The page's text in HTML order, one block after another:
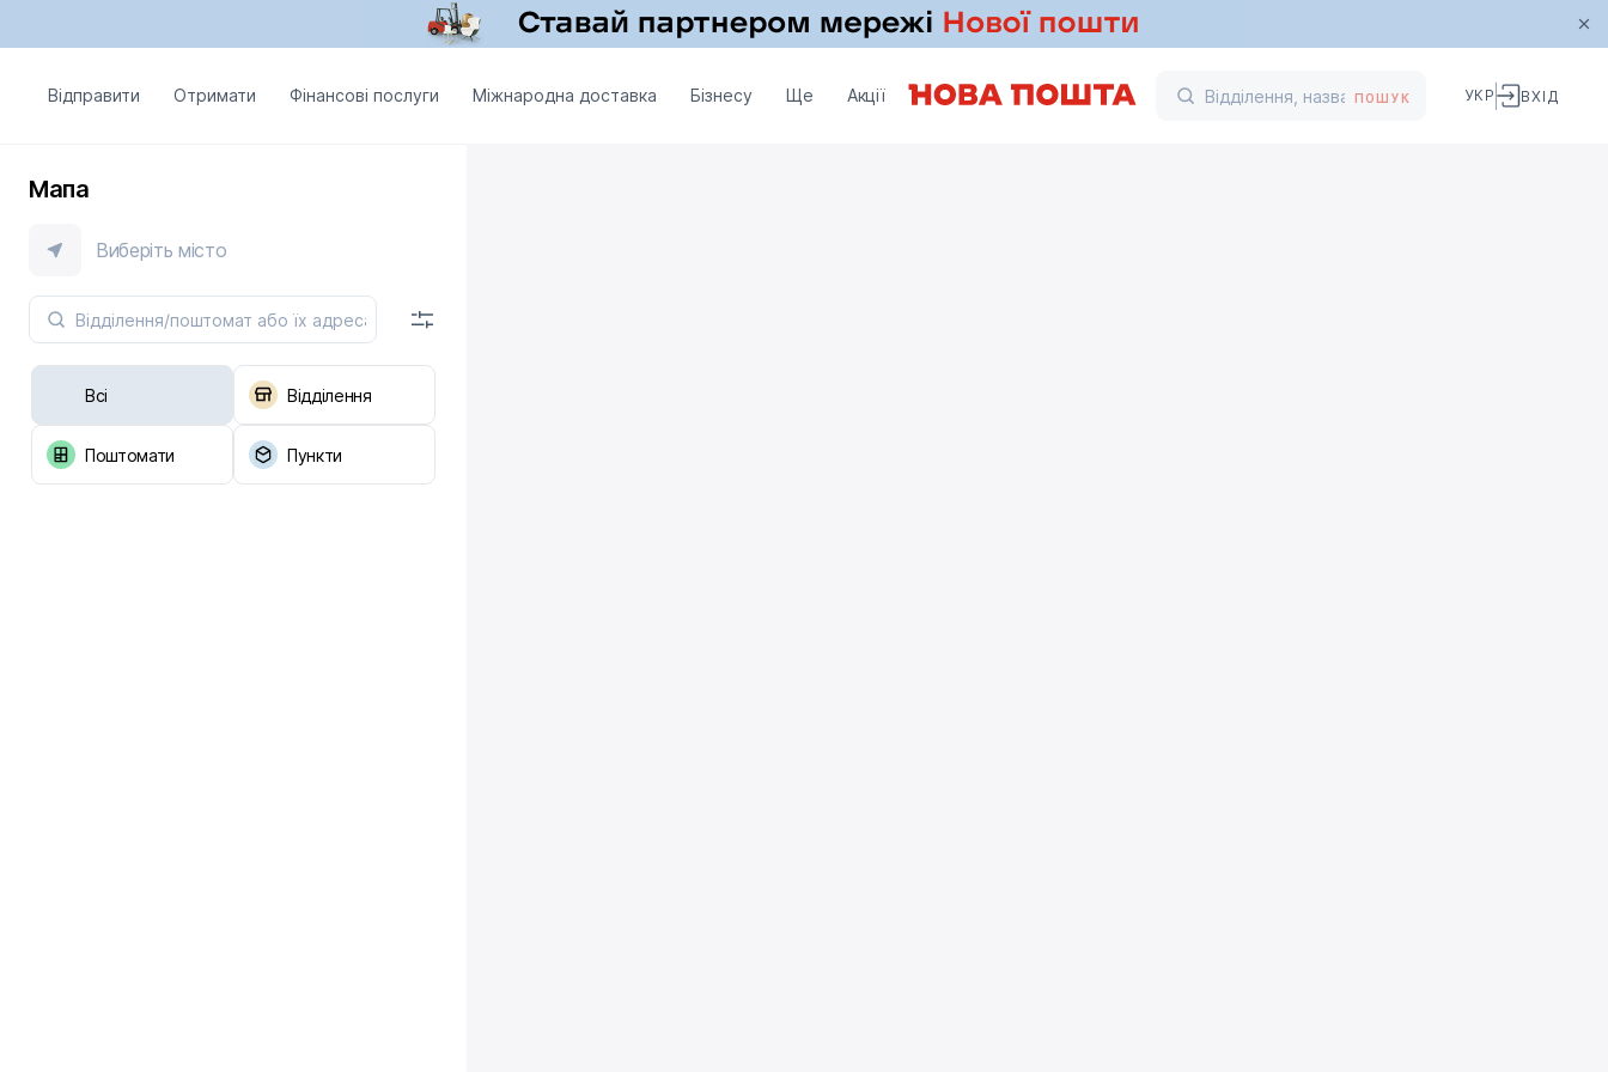
Відправити Отримати Фінансові послуги Міжнародна доставка Бізнесу Ще Акції ПОШУК УКР ВХІД
Мапа
Виберіть місто
Всі Відділення
Поштомати Пункти